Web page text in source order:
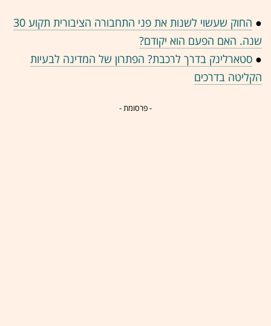
●
החוק שעשוי לשנות את פני התחבורה הציבורית תקוע 30
שנה. האם הפעם הוא יקודם?
● סטארלינק בדרך לרכבת? הפתרון של המדינה לבעיות
הקליטה בדרכים
- פרסומת -